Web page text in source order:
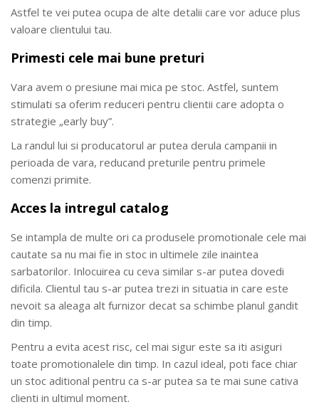
Astfel te vei putea ocupa de alte detalii care vor aduce plus
valoare clientului tau.
Primesti cele mai bune preturi
Vara avem o presiune mai mica pe stoc. Astfel, suntem
stimulati sa oferim reduceri pentru clientii care adopta o
strategie „early buy”.
La randul lui si producatorul ar putea derula campanii in
perioada de vara, reducand preturile pentru primele
comenzi primite.
Acces la intregul catalog
Se intampla de multe ori ca produsele promotionale cele mai
cautate sa nu mai fie in stoc in ultimele zile inaintea
sarbatorilor. Inlocuirea cu ceva similar s-ar putea dovedi
dificila. Clientul tau s-ar putea trezi in situatia in care este
nevoit sa aleaga alt furnizor decat sa schimbe planul gandit
din timp.
Pentru a evita acest risc, cel mai sigur este sa iti asiguri
toate promotionalele din timp. In cazul ideal, poti face chiar
un stoc aditional pentru ca s-ar putea sa te mai sune cativa
clienti in ultimul moment.